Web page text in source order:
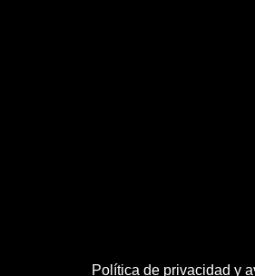
Política de privacidad y